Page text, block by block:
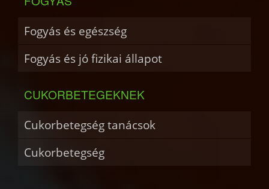
Fogyás és egészség
Fogyás és jó fizikai állapot
CUKORBETEGEKNEK
Cukorbetegség tanácsok
Cukorbetegség